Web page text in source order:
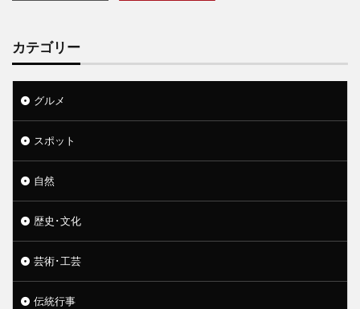
カテゴリー
グルメ
スポット
自然
歴史･文化
芸術･工芸
伝統行事